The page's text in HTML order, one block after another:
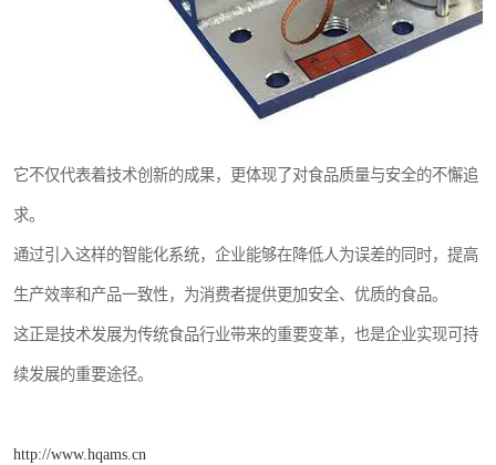
它不仅代表着技术创新的成果，更体现了对食品质量与安全的不懈追
求。
通过引入这样的智能化系统，企业能够在降低人为误差的同时，提高
生产效率和产品一致性，为消费者提供更加安全、优质的食品。
这正是技术发展为传统食品行业带来的重要变革，也是企业实现可持
续发展的重要途径。
http://www.hqams.cn